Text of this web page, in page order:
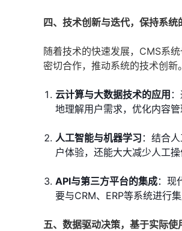
四、技术创新与迭代，保持系
随着技术的快速发展，CMS系
密切合作，推动系统的技术创新
云计算与大数据技术的应用
地理解用户需求，优化内容管
人工智能与机器学习 ：结合
户体验，还能大大减少人工操
API与第三方平台的集成：现
要与CRM、ERP等系统进行
五、数据驱动决策，基于实际